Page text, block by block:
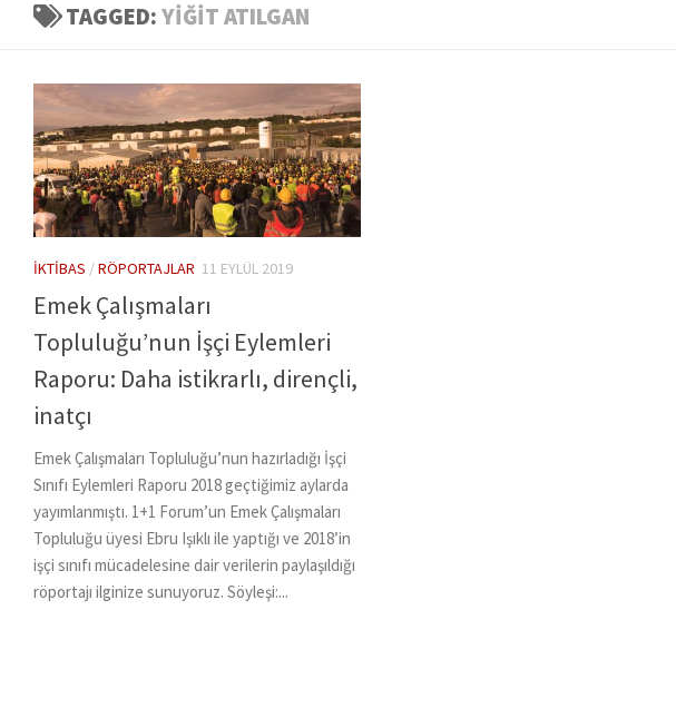
TAGGED:YIĞIT ATILGAN
İKTIBAS /RÖPORTAJLAR 11 EYLÜL 2019
Emek Çalışmaları
Topluluğu’nun İşçi Eylemleri
Raporu: Daha istikrarlı, dirençli,
inatçı
Emek Çalışmaları Topluluğu’nun hazırladığı İşçi
Sınıfı Eylemleri Raporu 2018 geçtiğimiz aylarda
yayımlanmıştı. 1+1 Forum’un Emek Çalışmaları
Topluluğu üyesi Ebru Işıklı ile yaptığı ve 2018’in
işçi sınıfı mücadelesine dair verilerin paylaşıldığı
röportajı ilginize sunuyoruz. Söyleşi:...